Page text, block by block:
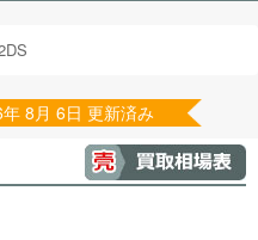
8月 6日 更新済み